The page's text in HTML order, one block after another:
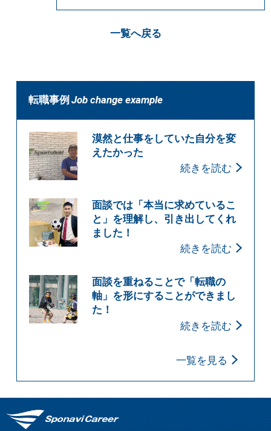
一覧へ戻る
転職事例 Job change example
漠然と仕事をしていた自分を変
えたかった
続きを読む
面談では「本当に求めているこ
と」を理解し、引き出してくれ
ました！
続きを読む
面談を重ねることで「転職の
軸」を形にすることができまし
た！
続きを読む
一覧を見る